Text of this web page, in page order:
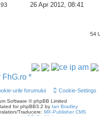
93 26 Apr 2012, 08:41
54
*
Cookie-Settings
urile forumului
Software © phpBB Limited
for phpBB3.2 by Ian Bradley
Traducere: MX-Publisher CMS